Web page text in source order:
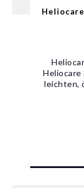
leichten,